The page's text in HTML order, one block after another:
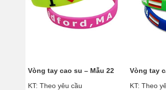
Vòng tay cao su – Mẫu 22
KT: Theo yêu cầu
Vòng tay
KT: Theo